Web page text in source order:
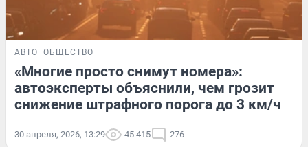
АВТО ОБЩЕСТВО
«Многие просто снимут номера»:
автоэксперты объяснили, чем грозит
снижение штрафного порога до 3 км/ч
30 апреля, 2026, 13:29 45 415 276